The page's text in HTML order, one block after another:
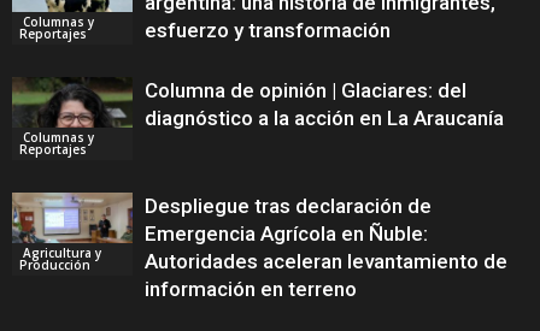
Columnas y
Reportajes
esfuerzo y transformación
Columnas y
Reportajes
Columna de opinión | Glaciares: del
diagnóstico a la acción en La Araucanía
Agricultura y
Producción
Despliegue tras declaración de
Emergencia Agrícola en Ñuble:
Autoridades aceleran levantamiento de
información en terreno